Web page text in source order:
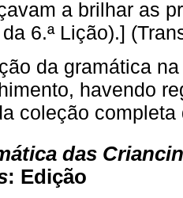
a brilhar as
6.ª Lição).]
da gramática
havendo
coleção completa
das
: Edição